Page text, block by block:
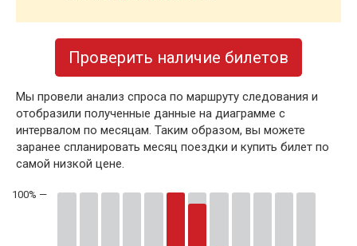
Проверить наличие билетов
Мы провели анализ спроса по маршруту следования и
отобразили полученные данные на диаграмме с
интервалом по месяцам. Таким образом, вы можете
заранее спланировать месяц поездки и купить билет по
самой низкой цене.